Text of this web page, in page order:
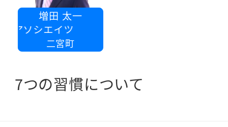
増田 太一
アソシエイツ
二宮町
7つの習慣について